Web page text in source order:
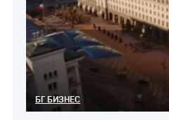
БГ БИЗНЕС